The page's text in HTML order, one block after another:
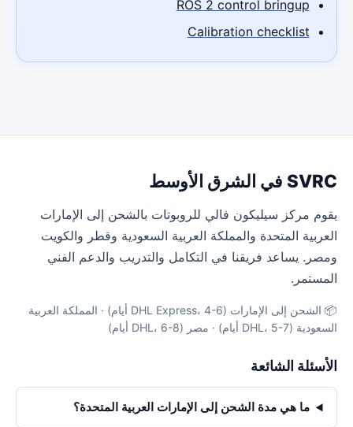
ROS 2 control bringup
Calibration checklist
SVRC في الشرق الأوسط
يقوم مركز سيليكون فالي للروبوتات بالشحن إلى الإمارات
العربية المتحدة والمملكة العربية السعودية وقطر والكويت
ومصر. يساعد فريقنا في التكامل والتدريب والدعم الفني
المستمر.
📦 الشحن إلى الإمارات (DHL Express، 4-6 أيام) · المملكة العربية
السعودية (DHL، 5-7 أيام) · مصر (DHL، 6-8 أيام)
الأسئلة الشائعة
ما هي مدة الشحن إلى الإمارات العربية المتحدة؟